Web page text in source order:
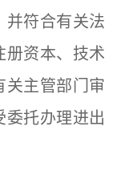
并符合有关法
册资本、技术
关主管部门审
委托办理进出